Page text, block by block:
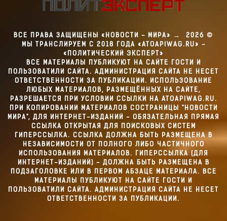
ВСЕ ПРАВА ЗАЩИЩЕНЫ «НОВОСТИ - МИРА» → 2026 ©
МЫ ТРАНСЛИРУЕМ С 2018 ГОДА «ATOAPIWAG.RU» -
«ПОЛИТИЧЕСКИЙ ЭКСПЕРТ»
ВСЕ МАТЕРИАЛЫ ПУБЛИКУЮТ НА САЙТЕ ГОСТИ И
ПОЛЬЗОВАТИЛИ САЙТА. АДМИНИСТРАЦИЯ САЙТА НЕ НЕСЕТ
ОТВЕТСТВЕННОСТИ ЗА ПУБЛИКАЦИИ. ИСПОЛЬЗОВАНИЕ
ЛЮБЫХ МАТЕРИАЛОВ, РАЗМЕЩЁННЫХ НА САЙТЕ,
РАЗРЕШАЕТСЯ ПРИ УСЛОВИИ ССЫЛКИ НА ATOAPIWAG.RU.
ПРИ КОПИРОВАНИИ МАТЕРИАЛОВ СОСТРАНИЦЫ "НОВОСТИ
МИРА", ДЛЯ ИНТЕРНЕТ-ИЗДАНИЙ - ОБЯЗАТЕЛЬНАЯ ПРЯМАЯ
ССЫЛКА ОТКРЫТАЯ ДЛЯ ПОИСКОВЫХ СИСТЕМ
ГИПЕРССЫЛКА. ССЫЛКА ДОЛЖНА БЫТЬ РАЗМЕЩЕНА В
НЕЗАВИСИМОСТИ ОТ ПОЛНОГО ЛИБО ЧАСТИЧНОГО
ИСПОЛЬЗОВАНИЯ МАТЕРИАЛОВ. ГИПЕРССЫЛКА (ДЛЯ
ИНТЕРНЕТ-ИЗДАНИЙ) - ДОЛЖНА БЫТЬ РАЗМЕЩЕНА В
ПОДЗАГОЛОВКЕ ИЛИ В ПЕРВОМ АБЗАЦЕ МАТЕРИАЛА. ВСЕ
МАТЕРИАЛЫ ПУБЛИКУЮТ НА САЙТЕ ГОСТИ И
ПОЛЬЗОВАТИЛИ САЙТА. АДМИНИСТРАЦИЯ САЙТА НЕ НЕСЕТ
ОТВЕТСТВЕННОСТИ ЗА ПУБЛИКАЦИИ.